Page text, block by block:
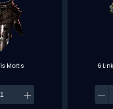
Mortis 6